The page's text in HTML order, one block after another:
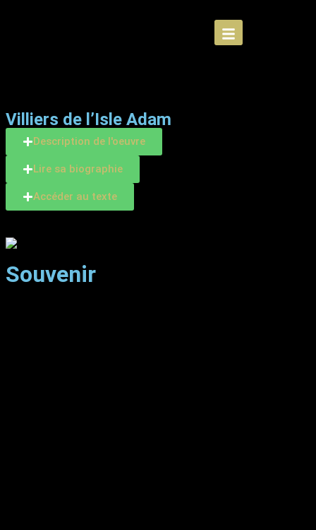
Villiers de l’Isle Adam
Description de l'oeuvre
Lire sa biographie
Accéder au texte
Souvenir